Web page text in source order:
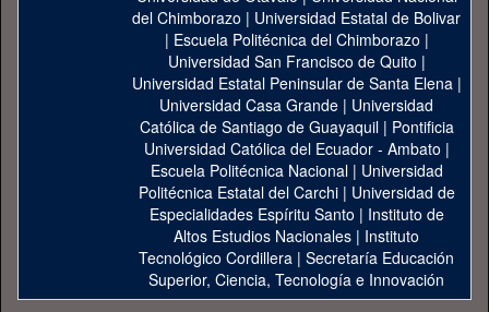
del Chimborazo | Universidad Estatal de Bolivar
| Escuela Politécnica del Chimborazo |
Universidad San Francisco de Quito |
Universidad Estatal Peninsular de Santa Elena|
Universidad Casa Grande | Universidad
Católica de Santiago de Guayaquil| Pontificia
Universidad Católica del Ecuador - Ambato |
Escuela Politécnica Nacional| Universidad
Politécnica Estatal del Carchi| Universidad de
Especialidades Espíritu Santo | Instituto de
Altos Estudios Nacionales | Instituto
Tecnológico Cordillera | Secretaría Educación
Superior, Ciencia, Tecnología e Innovación